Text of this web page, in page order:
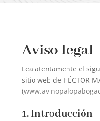
Aviso legal
Lea atentamente el
sitio web de HÉCTOR
(
1. Introducción